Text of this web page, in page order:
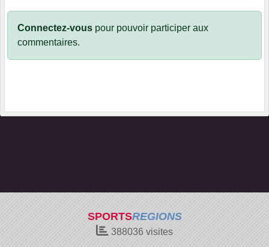
Connectez-vous pour pouvoir participer aux
commentaires.
SPORTSREGIONS
388036 visites